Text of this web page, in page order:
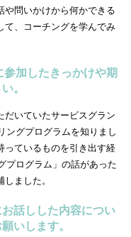
や問いかけから何かできる
て、コーチングを学んでみ
参加したきっかけや期
。
だいていたサービスグラン
ングプログラムを知りまし
っているものを引き出す経
プログラム」の話があった
ました。
話しした内容につい
いします。